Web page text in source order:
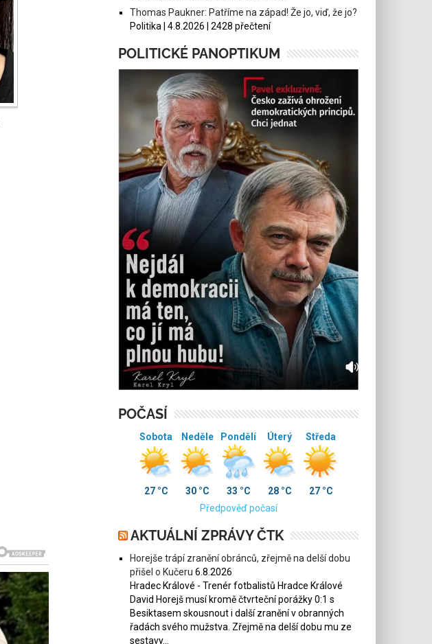
Thomas Paukner: Patříme na západ! Že jo, viď, že jo?
Politika | 4.8.2026 | 2428 přečtení
POLITICKÉ PANOPTIKUM
POČASÍ
Sobota
27 °C
Neděle
30 °C
Pondělí
33 °C
Úterý
28 °C
Středa
27 °C
Předpověď počasí
AKTUÁLNÍ ZPRÁVY ČTK
Horejše trápí zranění obránců, zřejmě na delší dobu
přišel o Kučeru 6.8.2026
Hradec Králové - Trenér fotbalistů Hradce Králové
David Horejš musí kromě čtvrteční porážky 0:1 s
Besiktasem skousnout i další zranění v obranných
řadách svého mužstva. Zřejmě na delší dobu mu ze
sestavy...